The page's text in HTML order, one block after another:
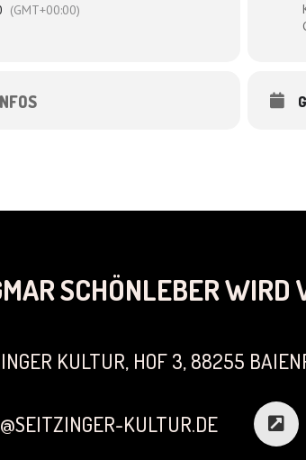
(GMT+00:00)
SCHÖNLEBER WIRD
KULTUR, HOF 3, 88255
KULTUR.DE